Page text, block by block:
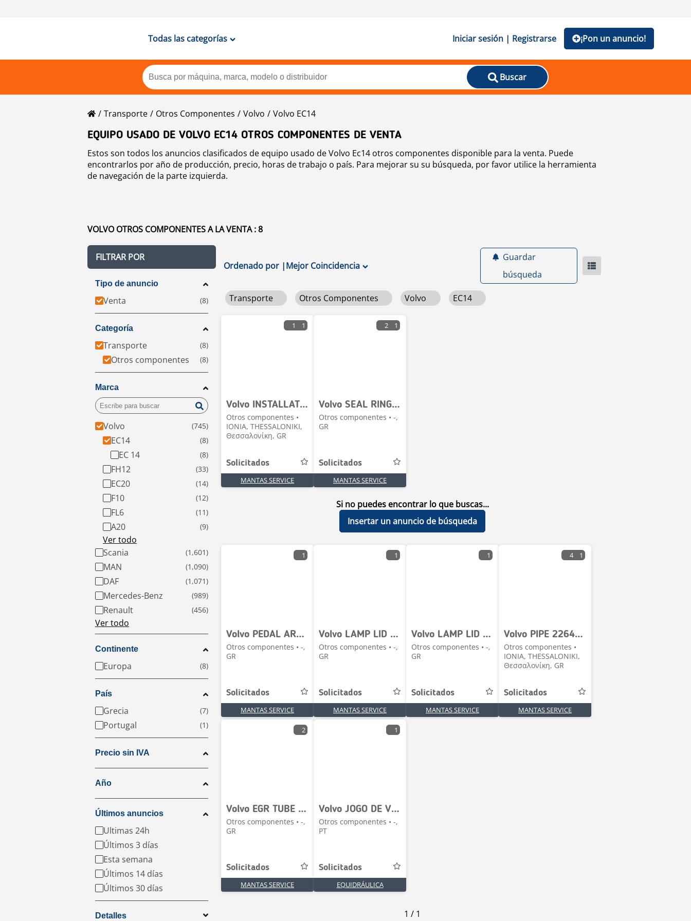
Todas las categorías Iniciar sesión | Registrarse ¡Pon un anuncio!
Buscar
Transporte Otros Componentes Volvo
Volvo EC14
EQUIPO USADO DE VOLVO EC14 OTROS COMPONENTES DE VENTA
Estos son todos los anuncios clasificados de equipo usado de Volvo Ec14 otros componentes disponible para la venta. Puede
encontrarlos por año de producción, precio, horas de trabajo o país. Para mejorar su su búsqueda, por favor utilice la herramienta
de navegación de la parte izquierda.
VOLVO OTROS COMPONENTES A LA VENTA : 8
FILTRAR POR
Tipo de anuncio
Venta
Categoría
Transporte
Otros componentes
Marca
Volvo
EC14
EC 14
FH12
EC20
F10
FL6
A20
Ver todo
Scania
MAN
DAF
Mercedes-Benz
Renault
Ver todo
Continente
Europa
País
Grecia
Portugal
Precio sin IVA
Año
Últimos anuncios
Ultimas 24h
Últimos 3 días
Esta semana
Últimos 14 días
Últimos 30 días
Detalles
Ordenado por |Mejor Coincidencia
Guardar
búsqueda
Transporte Otros Componentes Volvo EC14
1 1
Volvo INSTALLATION KIT 85144326
Otros componentes •
IONIA, THESSALONIKI,
Θεσσαλονίκη, GR
Solicitados
MANTAS SERVICE
2 1
Volvo SEAL RING 3192614
Otros componentes • -,
GR
Solicitados
MANTAS SERVICE
Si no puedes encontrar lo que buscas...
Insertar un anuncio de búsqueda
1
Volvo PEDAL ARRANGEMENT 82378214
Otros componentes • -,
GR
Solicitados
MANTAS SERVICE
1
Volvo LAMP LID 21413776
Otros componentes • -,
GR
Solicitados
MANTAS SERVICE
1
Volvo LAMP LID RIGHT 21413775
Otros componentes • -,
GR
Solicitados
MANTAS SERVICE
4 1
Volvo PIPE 22641144
Otros componentes •
IONIA, THESSALONIKI,
Θεσσαλονίκη, GR
Solicitados
MANTAS SERVICE
2
Volvo EGR TUBE 21119814
Otros componentes • -,
GR
Solicitados
MANTAS SERVICE
1
Volvo JOGO DE VEDANTES PARA MACACO DE BRAÇO _ VOE 8148-
Otros componentes • -,
PT
Solicitados
EQUIDRÁULICA
1 / 1